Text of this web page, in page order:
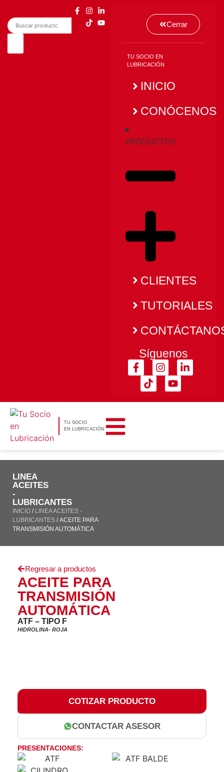
Cerrar
TU SOCIO EN
LUBRICACIÓN
INICIO
CONÓCENOS
PRODUCTOS
CLIENTES
TUTORIALES
Síguenos
TU SOCIO
EN LUBRICACIÓN
LINEA
ACEITES
-
LUBRICANTES
INICIO / LINEA ACEITES -
LUBRICANTES / ACEITE PARA
TRANSMISIÓN AUTOMÁTICA
Regresar a productos
ACEITE PARA
TRANSMISIÓN
AUTOMÁTICA
ATF – TIPO F
HIDROLINA- ROJA
COTIZAR PRODUCTO
CONTACTAR ASESOR
PRESENTACIONES: